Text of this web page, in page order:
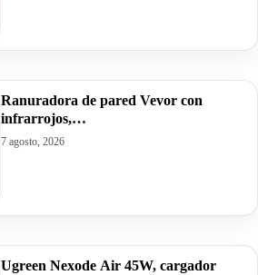
Ranuradora de pared Vevor con
infrarrojos,…
7 agosto, 2026
Ugreen Nexode Air 45W, cargador